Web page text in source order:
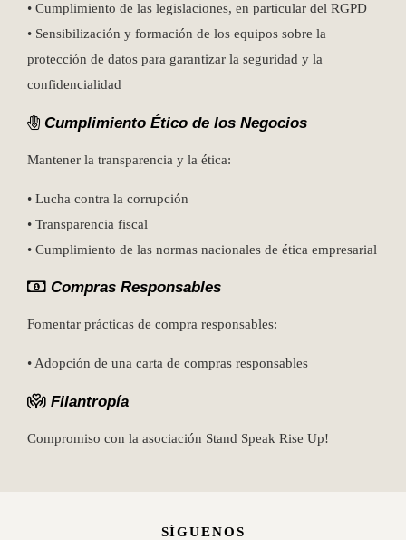
• Cumplimiento de las legislaciones, en particular del RGPD
• Sensibilización y formación de los equipos sobre la
protección de datos para garantizar la seguridad y la
confidencialidad
Cumplimiento Ético de los Negocios
Mantener la transparencia y la ética:
• Lucha contra la corrupción
• Transparencia fiscal
• Cumplimiento de las normas nacionales de ética empresarial
Compras Responsables
Fomentar prácticas de compra responsables:
• Adopción de una carta de compras responsables
Filantropía
Compromiso con la asociación Stand Speak Rise Up!
SÍGUENOS